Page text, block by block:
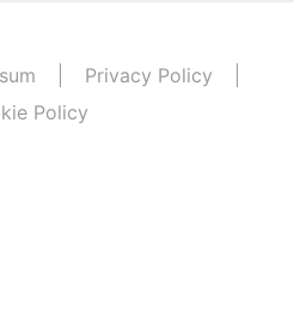
Privacy Policy
Policy